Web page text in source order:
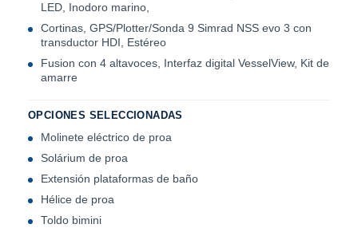
LED, Inodoro marino,
Cortinas, GPS/Plotter/Sonda 9 Simrad NSS evo 3 con
transductor HDI, Estéreo
Fusion con 4 altavoces, Interfaz digital VesselView, Kit de
amarre
OPCIONES SELECCIONADAS
Molinete eléctrico de proa
Solárium de proa
Extensión plataformas de baño
Hélice de proa
Toldo bimini